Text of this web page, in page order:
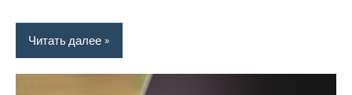
Читать далее